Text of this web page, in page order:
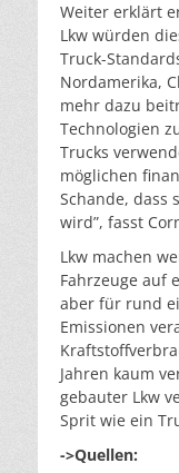
Weiter erklärt
Lkw würden
Truck-
Nordamerika,
mehr dazu
Technologien
Trucks
möglichen
Schande, dass
wird”, fasst
Lkw machen
Fahrzeuge auf
aber für rund
Emissionen
Jahren kaum
gebauter Lkw
Sprit wie ein
->Quellen: